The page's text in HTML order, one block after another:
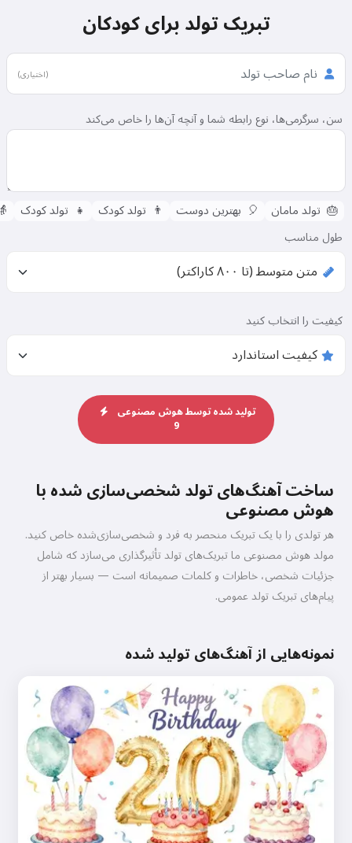
تبریک تولد برای کودکان
(اختیاری)
سن، سرگرمی‌ها، نوع رابطه شما و آنچه آن‌ها را خاص می‌کند
🎂 تولد مامان 🎈 بهترین دوست 👨 تولد کودک 👧 تولد کودک
طول مناسب
کیفیت را انتخاب کنید
تولید شده توسط هوش مصنوعی
9
ساخت آهنگ‌های تولد شخصی‌سازی شده با
هوش مصنوعی
هر تولدی را با یک تبریک منحصر به فرد و شخصی‌سازی‌شده خاص کنید.
مولد هوش مصنوعی ما تبریک‌های تولد تأثیرگذاری می‌سازد که شامل
جزئیات شخصی، خاطرات و کلمات صمیمانه است — بسیار بهتر از
پیام‌های تبریک تولد عمومی.
نمونه‌هایی از آهنگ‌های تولید شده